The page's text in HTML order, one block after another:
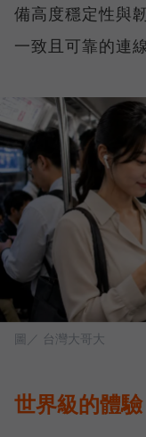
備高度穩定性與
一致且可靠的連
圖／ 台灣大哥大
世界級的體